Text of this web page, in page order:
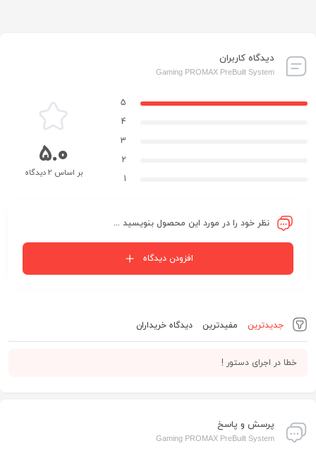
دیدگاه کاربران
Gaming PROMAX PreBuilt System
جدیدترین مفیدترین دیدگاه خریداران
خطا در اجرای دستور !
5
4
3
2
1
5.0
بر اساس 2 دیدگاه
نظر خود را در مورد این محصول بنویسید ...
افزودن دیدگاه
پرسش و پاسخ
Gaming PROMAX PreBuilt System